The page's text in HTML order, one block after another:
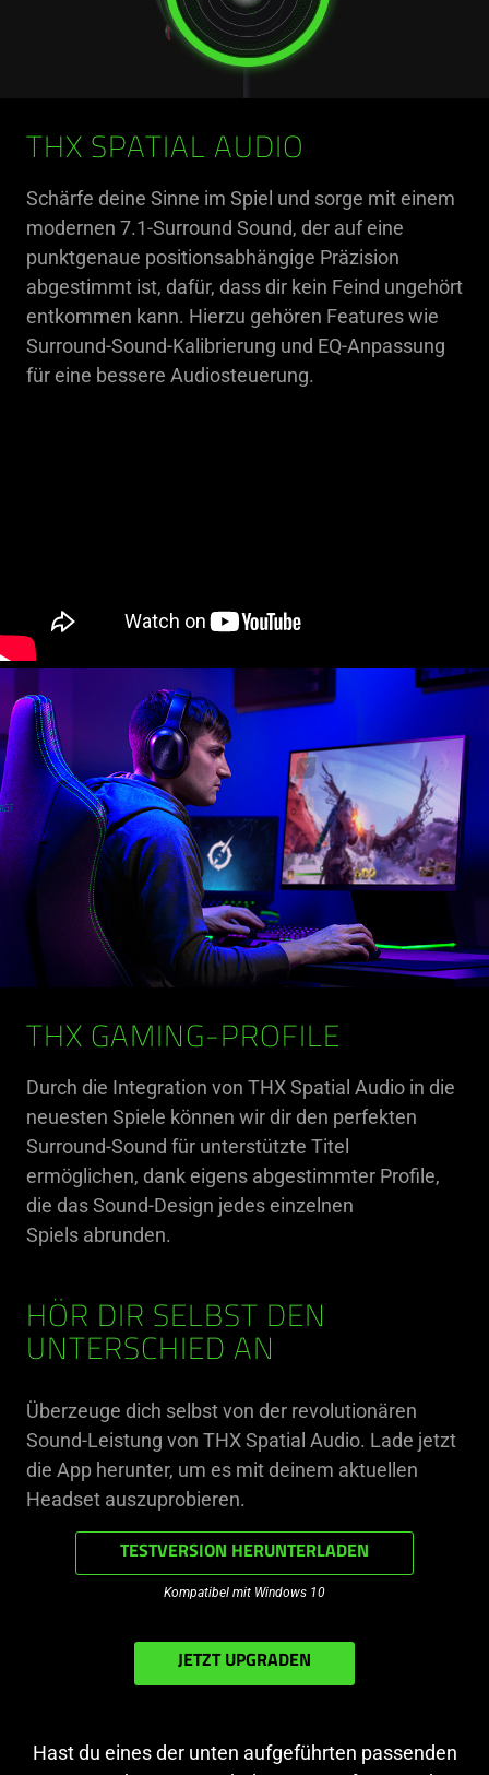
THX SPATIAL AUDIO
Schärfe deine Sinne im Spiel und sorge mit einem
modernen 7.1-Surround Sound, der auf eine
punktgenaue positionsabhängige Präzision
abgestimmt ist, dafür, dass dir kein Feind ungehört
entkommen kann. Hierzu gehören Features wie
Surround-Sound-Kalibrierung und EQ-Anpassung
für eine bessere Audiosteuerung.
THX GAMING-PROFILE
Durch die Integration von THX Spatial Audio in die
neuesten Spiele können wir dir den perfekten
Surround-Sound für unterstützte Titel
ermöglichen, dank eigens abgestimmter Profile,
die das Sound-Design jedes einzelnen
Spiels abrunden.
HÖR DIR SELBST DEN
UNTERSCHIED AN
Überzeuge dich selbst von der revolutionären
Sound-Leistung von THX Spatial Audio. Lade jetzt
die App herunter, um es mit deinem aktuellen
Headset auszuprobieren.
Hast du eines der unten aufgeführten passenden
Kompatibel mit Windows 10
TESTVERSION HERUNTERLADEN
JETZT UPGRADEN